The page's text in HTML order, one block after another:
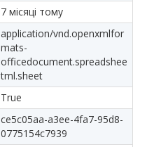
7 місяці тому
application/vnd.openxmlfor
mats-
officedocument.spreadshee
tml.sheet
True
ce5c05aa-a3ee-4fa7-95d8-
0775154c7939